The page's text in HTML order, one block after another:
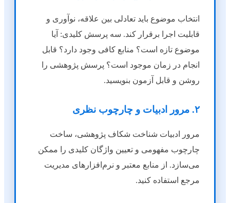
انتخاب موضوع باید تعادلی بین علاقه، نوآوری و
قابلیت اجرا برقرار کند. سه پرسش کلیدی: آیا
موضوع تازه است؟ منابع کافی وجود دارد؟ قابل
انجام در زمان موجود است؟ پرسش پژوهشی را
روشن و قابل آزمون بنویسید.
۲. مرور ادبیات و چارچوب نظری
مرور ادبیات شناخت شکاف پژوهشی، ساخت
چارچوب مفهومی و تعیین واژگان کلیدی را ممکن
می‌سازد. از منابع معتبر و نرم‌افزارهای مدیریت
مرجع استفاده کنید.